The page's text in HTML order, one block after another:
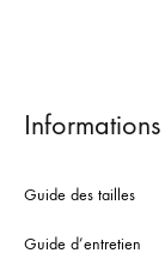
Informations
Guide des tailles
Guide d’entretien